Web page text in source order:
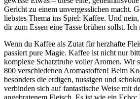
Gericht zu einem unvergesslichen macht.
liebstes Thema ins Spiel: Kaffee. Und
dir zum Essen eine Tasse brühen sollst.
Wenn du Kaffee als Zutat für herzhafte
passiert pure Magie. Kaffee ist nicht nur
komplexe Schatztruhe voller Aromen. Wir
800 verschiedenen Aromastoffen! Beim
besonders die erdigen, nussigen und
verbinden sich auf fantastische Weise mit
angebratenem Fleisch. Es ist wie ein